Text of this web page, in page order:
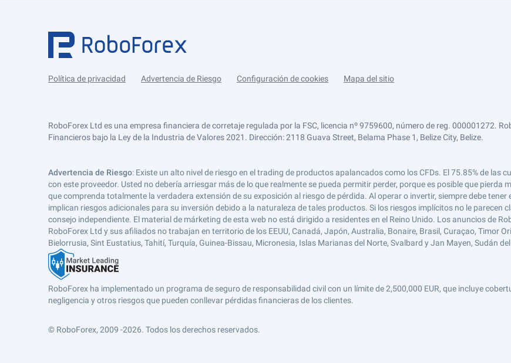
Política de privacidad Advertencia de Riesgo Configuración de cookies Mapa del sitio
RoboForex Ltd es una empresa financiera de corretaje regulada por la FSC, licencia nº 9759600, número de reg. 000001272.
Financieros bajo la Ley de la Industria de Valores 2021. Dirección: 2118 Guava Street, Belama Phase 1, Belize City, Belize.
Advertencia de Riesgo: Existe un alto nivel de riesgo en el trading de productos apalancados como los CFDs. El 75.85% de las
con este proveedor. Usted no debería arriesgar más de lo que realmente se pueda permitir perder, porque es posible que
que comprenda totalmente la verdadera extensión de su exposición al riesgo de pérdida. Al operar o invertir, siempre debe
implican riesgos adicionales para su inversión debido a la naturaleza de tales productos. Si los riesgos implícitos no le parecen
consejo independiente. El material de márketing de esta web no está dirigido a residentes en el Reino Unido. Los anuncios de
RoboForex Ltd y sus afiliados no trabajan en territorio de los EEUU, Canadá, Japón, Australia, Bonaire, Brasil, Curaçao, Timor
Bielorrusia, Sint Eustatius, Tahití, Turquía, Guinea-Bissau, Micronesia, Islas Marianas del Norte, Svalbard y Jan Mayen, Sudán
RoboForex ha implementado un programa de seguro de responsabilidad civil con un límite de 2,500,000 EUR, que incluye
negligencia y otros riesgos que pueden conllevar pérdidas financieras de los clientes.
© RoboForex, 2009 -2026. Todos los derechos reservados.